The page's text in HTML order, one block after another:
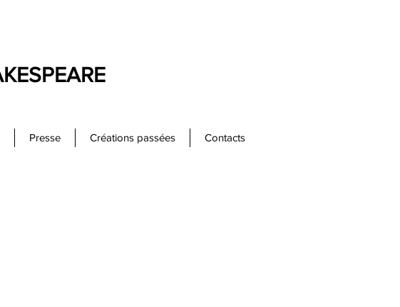
Presse Créations passées Contacts